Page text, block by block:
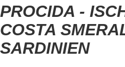
PROCIDA -
COSTA
SARDINIEN